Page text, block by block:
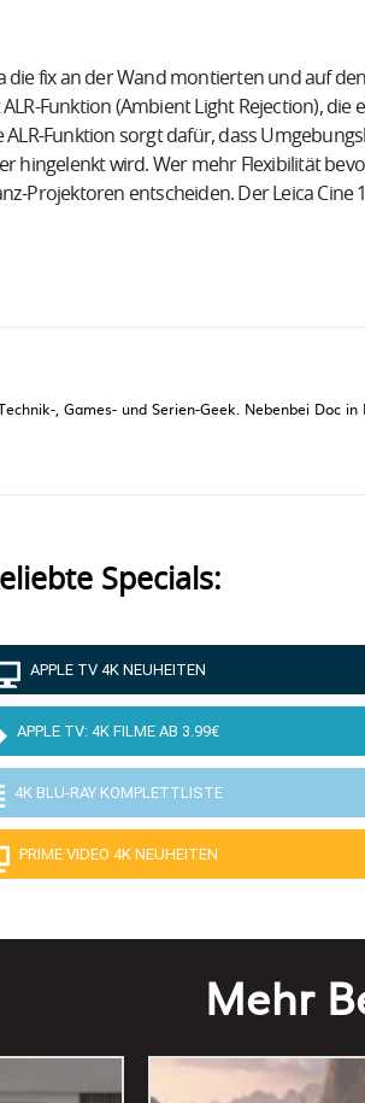
fix an der Wand montierten und auf den
Funktion (Ambient Light Rejection), die
Funktion sorgt dafür, dass
hingelenkt wird. Wer mehr Flexibilität
Projektoren entscheiden. Der Leica Cine
, Games- und Serien-Geek. Nebenbei Doc
Specials:
APPLE TV 4K NEUHEITEN
APPLE TV: 4K FILME AB 3.99€
4K BLU-RAY KOMPLETTLISTE
PRIME VIDEO 4K NEUHEITEN
Mehr